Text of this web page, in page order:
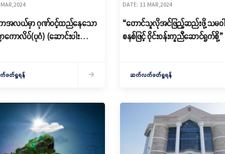
ာအလယ်မှာ ဂုဏ်ဝင့်ထည်နေသော
ကောလိပ်(ပုဂံ) (ဆောင်းပါး
ဖတ်ရှုရန်
DATE: 11 MAR,2024
“တောင်သူလိုအင်ဖြည့်ဆည်းဖို့ သမဝ
စနစ်ဖြင့် ဝိုင်းဝန်းကူညီဆောင်ရွက်စို့”
ဆက်လက်ဖတ်ရှုရန်